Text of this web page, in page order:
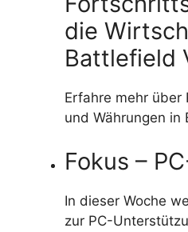
die
Battlefield
Erfahre mehr über
und Währungen in
Fokus –
In dieser Woche
zur PC-